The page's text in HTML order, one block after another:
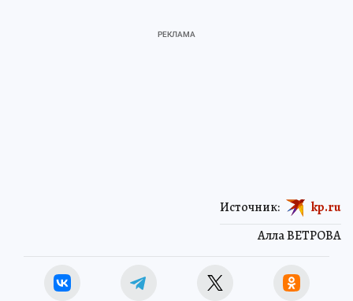
Алла ВЕТРОВА
Источник: kp.ru